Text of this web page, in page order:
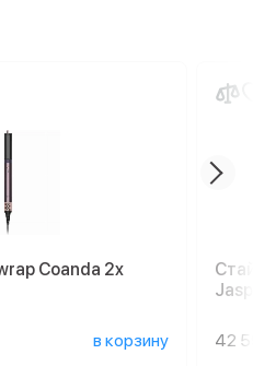
Coanda 2x
в корзину 42